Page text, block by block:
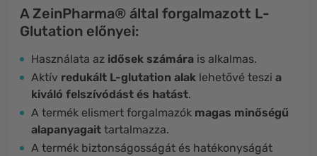
A ZeinPharma® által forgalmazott L-
Glutation előnyei:
Használata az idősek számára is alkalmas.
Aktív redukált L-glutation alak lehetővé teszi a
kiváló felszívódást és hatást.
A termék elismert forgalmazók magas minőségű
alapanyagait tartalmazza.
A termék biztonságosságát és hatékonyságát